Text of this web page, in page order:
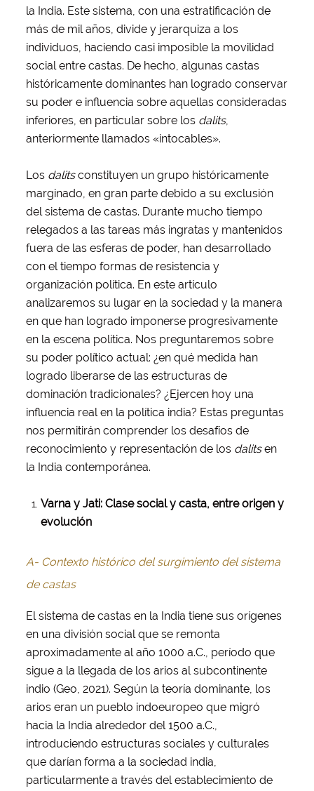
la India. Este sistema, con una estratificación de
más de mil años, divide y jerarquiza a los
individuos, haciendo casi imposible la movilidad
social entre castas. De hecho, algunas castas
históricamente dominantes han logrado conservar
su poder e influencia sobre aquellas consideradas
inferiores, en particular sobre los dalits,
anteriormente llamados «intocables».
Los dalitsconstituyen un grupo históricamente
marginado, en gran parte debido a su exclusión
del sistema de castas. Durante mucho tiempo
relegados a las tareas más ingratas y mantenidos
fuera de las esferas de poder, han desarrollado
con el tiempo formas de resistencia y
organización política. En este artículo
analizaremos su lugar en la sociedad y la manera
en que han logrado imponerse progresivamente
en la escena política. Nos preguntaremos sobre
su poder político actual: ¿en qué medida han
logrado liberarse de las estructuras de
dominación tradicionales? ¿Ejercen hoy una
influencia real en la política india? Estas preguntas
nos permitirán comprender los desafíos de
reconocimiento y representación de los dalitsen
la India contemporánea.
Varna y Jati: Clase social y casta, entre origen y
evolución
A- Contexto histórico del surgimiento del sistema
de castas
El sistema de castas en la India tiene sus orígenes
en una división social que se remonta
aproximadamente al año 1000 a.C., período que
sigue a la llegada de los arios al subcontinente
indio (Geo, 2021). Según la teoría dominante, los
arios eran un pueblo indoeuropeo que migró
hacia la India alrededor del 1500 a.C.,
introduciendo estructuras sociales y culturales
que darían forma a la sociedad india,
particularmente a través del establecimiento de